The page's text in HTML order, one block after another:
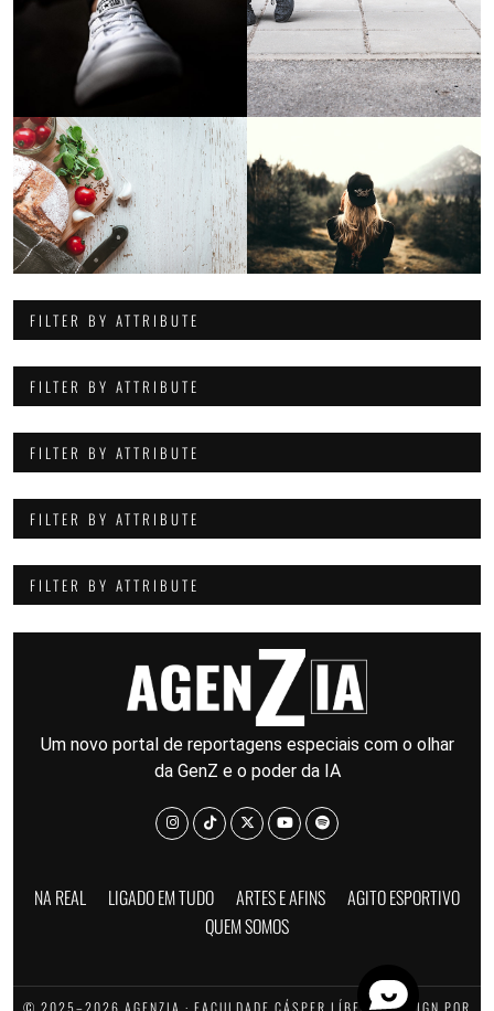
FILTER BY ATTRIBUTE
FILTER BY ATTRIBUTE
FILTER BY ATTRIBUTE
FILTER BY ATTRIBUTE
FILTER BY ATTRIBUTE
Um novo portal de reportagens especiais com o olhar
da GenZ e o poder da IA
NA REAL LIGADO EM TUDO ARTES E AFINS
AGITO ESPORTIVO
QUEM SOMOS
© 2025–2026 AGENZIA · FACULDADE CÁSPER LÍBERO · DESIGN POR